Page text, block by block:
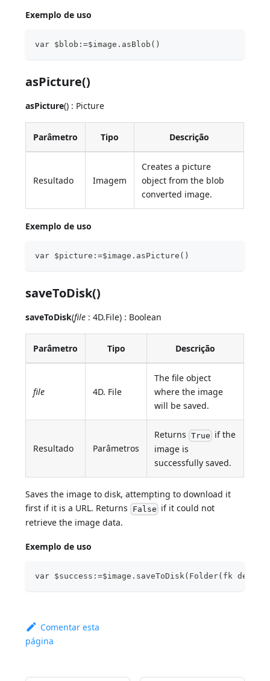
Exemplo de uso
var $blob:=$image.asBlob()
asPicture()
asPicture() : Picture
Parâmetro Tipo Descrição
Resultado Imagem
Creates a picture
object from the blob
converted image.
Exemplo de uso
var $picture:=$image.asPicture()
saveToDisk()
saveToDisk(file : 4D.File) : Boolean
Parâmetro Tipo Descrição
file 4D. File
The file object
where the image
will be saved.
Resultado Parâmetros
Returns True if the
image is
successfully saved.
Saves the image to disk, attempting to download it
first if it is a URL. Returns False if it could not
retrieve the image data.
Exemplo de uso
var $success:=$image.saveToDisk(Folder(fk
Comentar esta
página